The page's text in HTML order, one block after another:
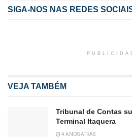
SIGA-NOS NAS REDES
VEJA TAMBÉM
Tribunal de Contas
Terminal Itaquera
4 ANOS ATRÁS